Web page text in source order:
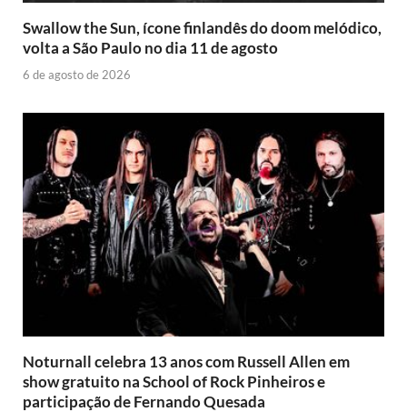
Swallow the Sun, ícone finlandês do doom melódico,
volta a São Paulo no dia 11 de agosto
6 de agosto de 2026
Noturnall celebra 13 anos com Russell Allen em
show gratuito na School of Rock Pinheiros e
participação de Fernando Quesada